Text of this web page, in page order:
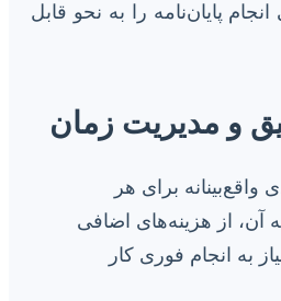
پایان‌نامه را به نحو قابل
و مدیریت زمان
واقع‌بینانه برای هر
آن، از هزینه‌های اضافی
به انجام فوری کار